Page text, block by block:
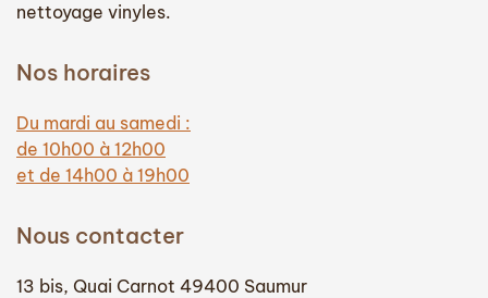
nettoyage vinyles.
Nos horaires
Du mardi au samedi :
de 10h00 à 12h00
et de 14h00 à 19h00
Nous contacter
13 bis, Quai Carnot 49400 Saumur